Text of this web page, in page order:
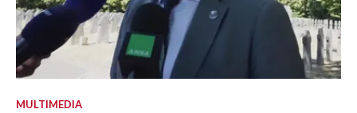
MULTIMEDIA